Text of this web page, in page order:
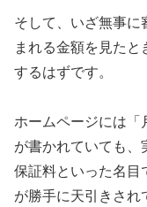
そして、いざ無事に
まれる金額を見たと
するはずです。
ホームページには「
が書かれていても、
保証料といった名目
が勝手に天引きされ